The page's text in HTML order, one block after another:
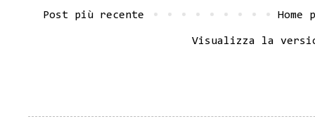
Post più recente Home
Visualizza la